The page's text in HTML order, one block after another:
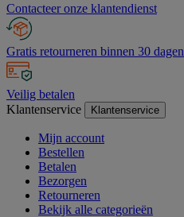
Contacteer onze klantendienst
Gratis retourneren binnen 30 dagen
Veilig betalen
Klantenservice
Klantenservice
Mijn account
Bestellen
Betalen
Bezorgen
Retourneren
Bekijk alle categorieën